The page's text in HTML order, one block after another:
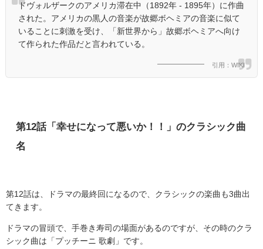
ドヴォルザークのアメリカ滞在中（1892年 - 1895年）に作曲
された。アメリカの黒人の音楽が故郷ボヘミアの音楽に似て
いることに刺激を受け、「新世界から」故郷ボヘミアへ向け
て作られた作品だと言われている。
引用：WIKI
第12話「幸せになって悪いか！！」のクラシック曲
名
第12話は、ドラマの最終回になるので、クラシックの楽曲も3曲出
てきます。
ドラマの冒頭で、手巻き寿司の場面があるのですが、その時のクラ
シック曲は「プッチーニ 歌劇」です。